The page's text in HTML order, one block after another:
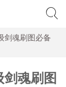
剑魂刷图必备
魂刷图